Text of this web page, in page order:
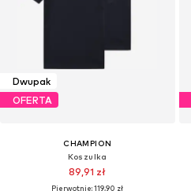
Dwupak
OFERTA
CHAMPION
Koszulka
89,91 zł
Pierwotnie: 119,90 zł